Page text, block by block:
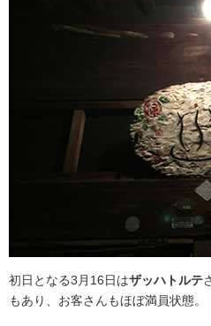
初日となる3月16日はザッハトルテ
もあり、お客さんもほぼ満員状態。